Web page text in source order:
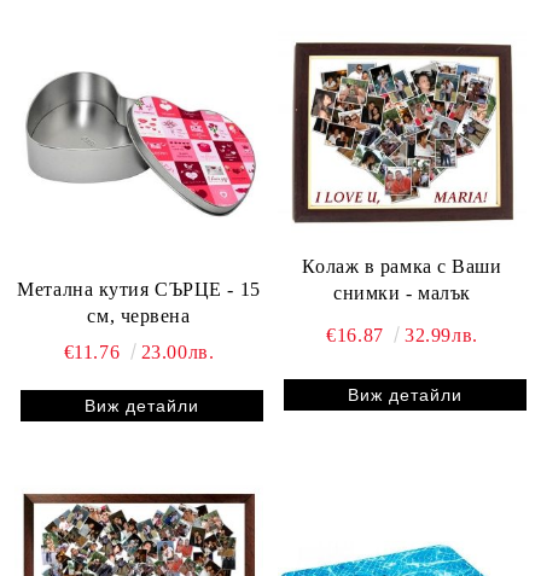
Метална кутия СЪРЦЕ - 15
см, червена
€11.76
23.00лв.
Виж детайли
Колаж в рамка с Ваши
снимки - малък
€16.87 32.99лв.
Виж детайли